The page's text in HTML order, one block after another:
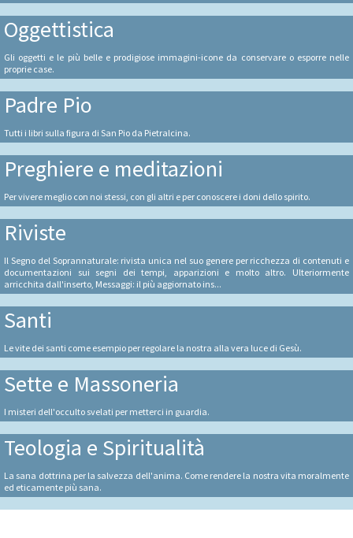
Oggettistica
Gli oggetti e le più belle e prodigiose immagini-icone da conservare o esporre nelle
proprie case.
Padre Pio
Tutti i libri sulla figura di San Pio da Pietralcina.
Preghiere e meditazioni
Per vivere meglio con noi stessi, con gli altri e per conoscere i doni dello spirito.
Riviste
Il Segno del Soprannaturale: rivista unica nel suo genere per ricchezza di contenuti e
documentazioni sui segni dei tempi, apparizioni e molto altro. Ulteriormente
arricchita dall'inserto, Messaggi: il più aggiornato ins...
Santi
Le vite dei santi come esempio per regolare la nostra alla vera luce di Gesù.
Sette e Massoneria
I misteri dell'occulto svelati per metterci in guardia.
Teologia e Spiritualità
La sana dottrina per la salvezza dell'anima. Come rendere la nostra vita moralmente
ed eticamente più sana.